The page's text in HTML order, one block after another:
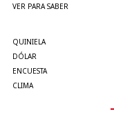
VER PARA SABER
QUINIELA
DÓLAR
ENCUESTA
CLIMA